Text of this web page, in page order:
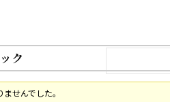
ク
せんでした。